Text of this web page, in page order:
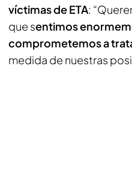
víctimas de ETA:
que sentimos
comprometemos a
medida de nuestras